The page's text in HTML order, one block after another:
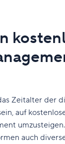
Zeitalter der
auf
auch